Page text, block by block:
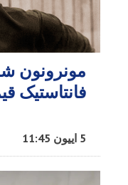
مونرونون
فانتاستیک
5 اییون 11:45